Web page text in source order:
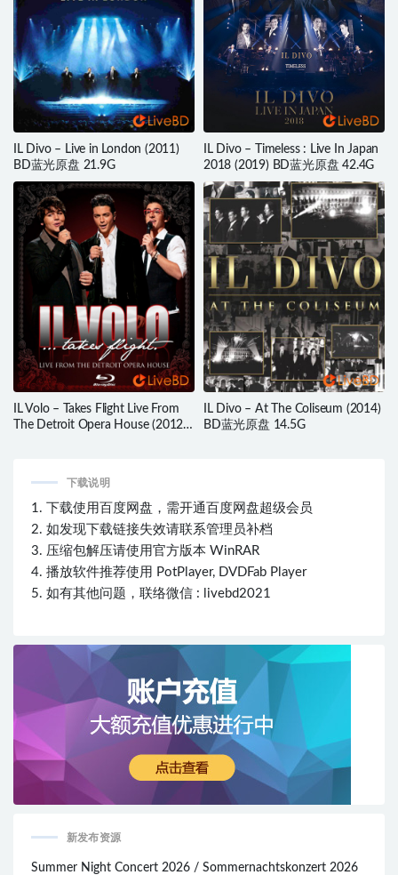
IL Divo – Live in London (2011)
BD蓝光原盘 21.9G
IL Divo – Timeless : Live In Japan
2018 (2019) BD蓝光原盘 42.4G
IL Volo – Takes Flight Live From
The Detroit Opera House (2012)
IL Divo – At The Coliseum (2014)
BD蓝光原盘 14.5G
下载说明
1. 下载使用百度网盘，需开通百度网盘超级会员
2. 如发现下载链接失效请联系管理员补档
3. 压缩包解压请使用官方版本 WinRAR
4. 播放软件推荐使用 PotPlayer, DVDFab Player
5. 如有其他问题，联络微信 : livebd2021
新发布资源
Summer Night Concert 2026 / Sommernachtskonzert 2026